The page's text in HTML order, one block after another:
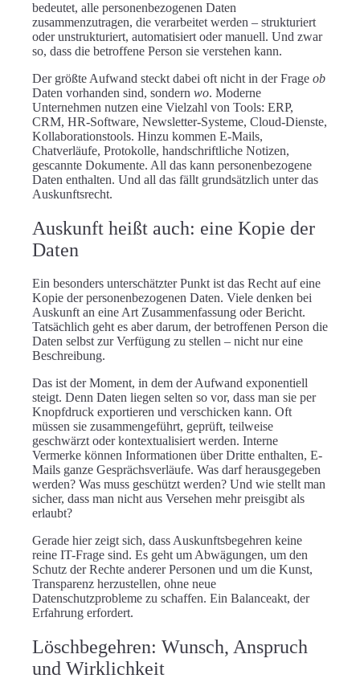
bedeutet, alle personenbezogenen Daten
zusammenzutragen, die verarbeitet werden – strukturiert
oder unstrukturiert, automatisiert oder manuell. Und zwar
so, dass die betroffene Person sie verstehen kann.
Der größte Aufwand steckt dabei oft nicht in der Frage ob
Daten vorhanden sind, sondern wo. Moderne
Unternehmen nutzen eine Vielzahl von Tools: ERP,
CRM, HR-Software, Newsletter-Systeme, Cloud-Dienste,
Kollaborationstools. Hinzu kommen E-Mails,
Chatverläufe, Protokolle, handschriftliche Notizen,
gescannte Dokumente. All das kann personenbezogene
Daten enthalten. Und all das fällt grundsätzlich unter das
Auskunftsrecht.
Auskunft heißt auch: eine Kopie der
Daten
Ein besonders unterschätzter Punkt ist das Recht auf eine
Kopie der personenbezogenen Daten. Viele denken bei
Auskunft an eine Art Zusammenfassung oder Bericht.
Tatsächlich geht es aber darum, der betroffenen Person die
Daten selbst zur Verfügung zu stellen – nicht nur eine
Beschreibung.
Das ist der Moment, in dem der Aufwand exponentiell
steigt. Denn Daten liegen selten so vor, dass man sie per
Knopfdruck exportieren und verschicken kann. Oft
müssen sie zusammengeführt, geprüft, teilweise
geschwärzt oder kontextualisiert werden. Interne
Vermerke können Informationen über Dritte enthalten, E-
Mails ganze Gesprächsverläufe. Was darf herausgegeben
werden? Was muss geschützt werden? Und wie stellt man
sicher, dass man nicht aus Versehen mehr preisgibt als
erlaubt?
Gerade hier zeigt sich, dass Auskunftsbegehren keine
reine IT-Frage sind. Es geht um Abwägungen, um den
Schutz der Rechte anderer Personen und um die Kunst,
Transparenz herzustellen, ohne neue
Datenschutzprobleme zu schaffen. Ein Balanceakt, der
Erfahrung erfordert.
Löschbegehren: Wunsch, Anspruch
und Wirklichkeit